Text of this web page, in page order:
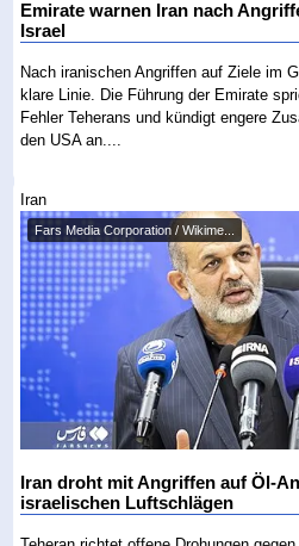
Emirate warnen Iran nach
Israel
Nach iranischen Angriffen auf Ziele im
klare Linie. Die Führung der Emirate
Fehler Teherans und kündigt engere
den USA an....
Iran
Fars Media Corporation / Wikime...
Iran droht mit Angriffen auf Öl-
israelischen Luftschlägen